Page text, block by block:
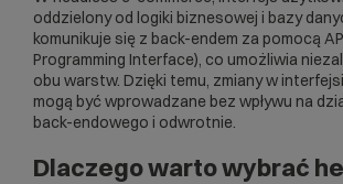
oddzielony od logiki biznesowej i bazy
komunikuje się z back-endem za pomocą
Programming Interface), co umożliwia
obu warstw. Dzięki temu, zmiany w
mogą być wprowadzane bez wpływu na
back-endowego i odwrotnie.
Dlaczego warto wybrać